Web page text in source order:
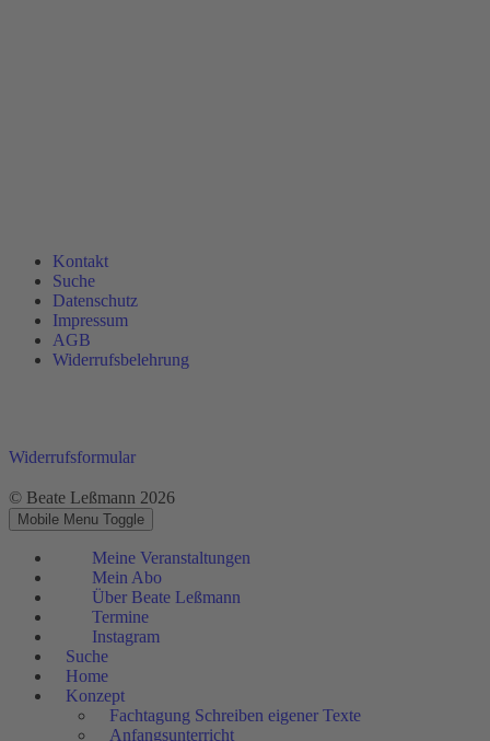
Kontakt
Suche
Datenschutz
Impressum
AGB
Widerrufsbelehrung
Widerrufsformular
© Beate Leßmann 2026
Mobile Menu Toggle
Meine Veranstaltungen
Mein Abo
Über Beate Leßmann
Termine
Instagram
Suche
Home
Konzept
Fachtagung Schreiben eigener Texte
Anfangsunterricht